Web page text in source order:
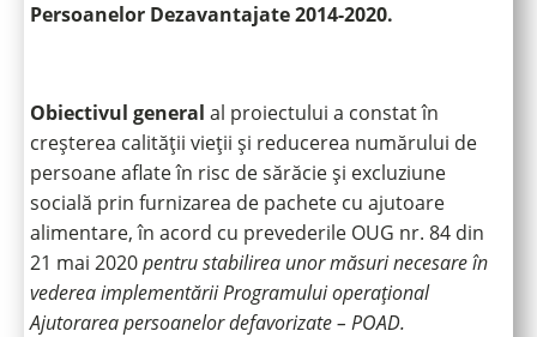
Persoanelor Dezavantajate 2014-2020.
Obiectivul general al proiectului a constat în
creșterea calității vieții și reducerea numărului de
persoane aflate în risc de sărăcie și excluziune
socială prin furnizarea de pachete cu ajutoare
alimentare, în acord cu prevederile OUG nr. 84 din
21 mai 2020pentru stabilirea unor măsuri necesare în
vederea implementării Programului operațional
Ajutorarea persoanelor defavorizate – POAD.